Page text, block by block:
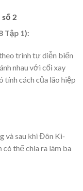
số 2
Tập 1):
trình tự diễn biến
nhau với cối xay
tính cách của lão hiệp
và sau khi Đôn Ki-
có thể chia ra làm ba